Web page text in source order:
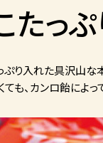
たっ
り入れた具沢山な
ても、カンロ飴に